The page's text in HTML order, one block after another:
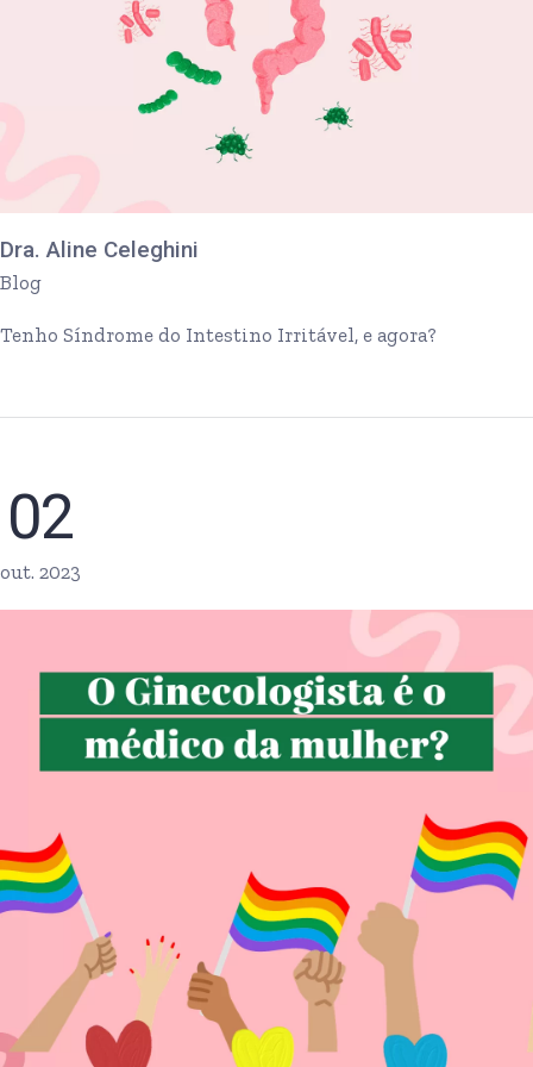
Dra. Aline Celeghini
Blog
Tenho Síndrome do Intestino Irritável, e agora?
02
out. 2023